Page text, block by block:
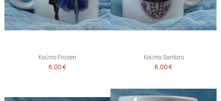
Κούπα Frozen
8,00 €
Κούπα Santoro
8,00 €